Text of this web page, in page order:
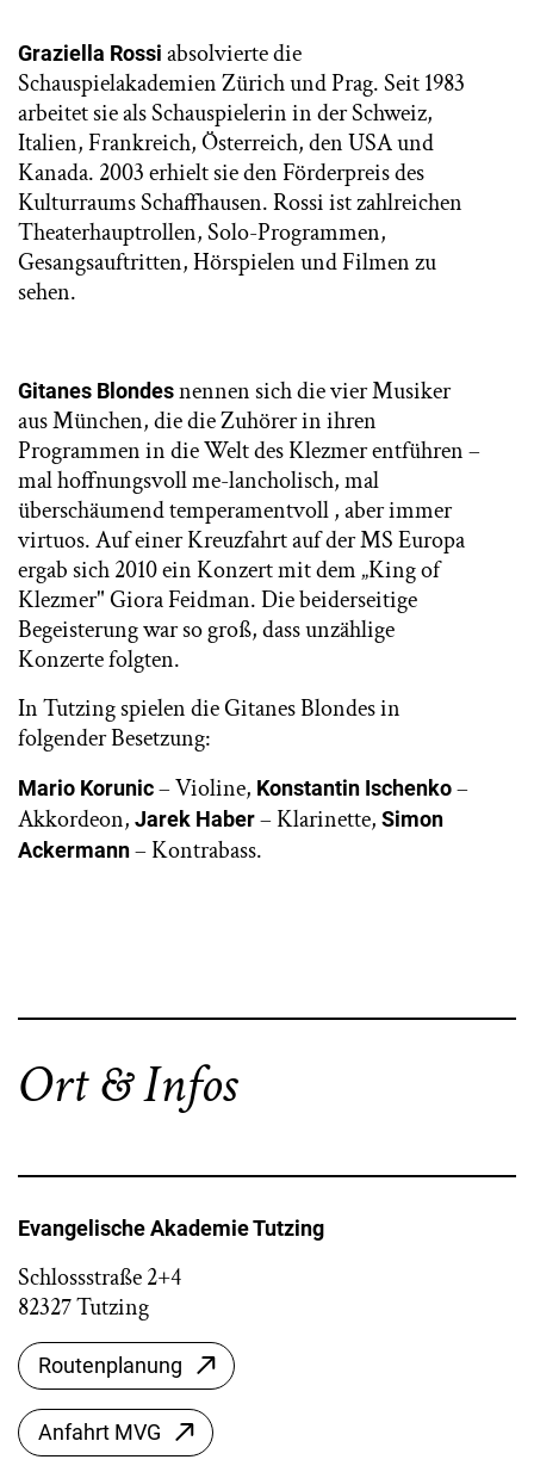
Graziella Rossi absolvierte die
Schauspielakademien Zürich und Prag. Seit 1983
arbeitet sie als Schauspielerin in der Schweiz,
Italien, Frankreich, Österreich, den USA und
Kanada. 2003 erhielt sie den Förderpreis des
Kulturraums Schaffhausen. Rossi ist zahlreichen
Theaterhauptrollen, Solo-Programmen,
Gesangsauftritten, Hörspielen und Filmen zu
sehen.
Gitanes Blondesnennen sich die vier Musiker
aus München, die die Zuhörer in ihren
Programmen in die Welt des Klezmer entführen –
mal hoffnungsvoll me-lancholisch, mal
überschäumend temperamentvoll , aber immer
virtuos. Auf einer Kreuzfahrt auf der MS Europa
ergab sich 2010 ein Konzert mit dem „King of
Klezmer" Giora Feidman. Die beiderseitige
Begeisterung war so groß, dass unzählige
Konzerte folgten.
In Tutzing spielen die Gitanes Blondes in
folgender Besetzung:
Mario Korunic– Violine, Konstantin Ischenko–
Akkordeon, Jarek Haber– Klarinette, Simon
Ackermann– Kontrabass.
Ort & Infos
Evangelische Akademie Tutzing
Schlossstraße 2+4
82327 Tutzing
Routenplanung
Anfahrt MVG